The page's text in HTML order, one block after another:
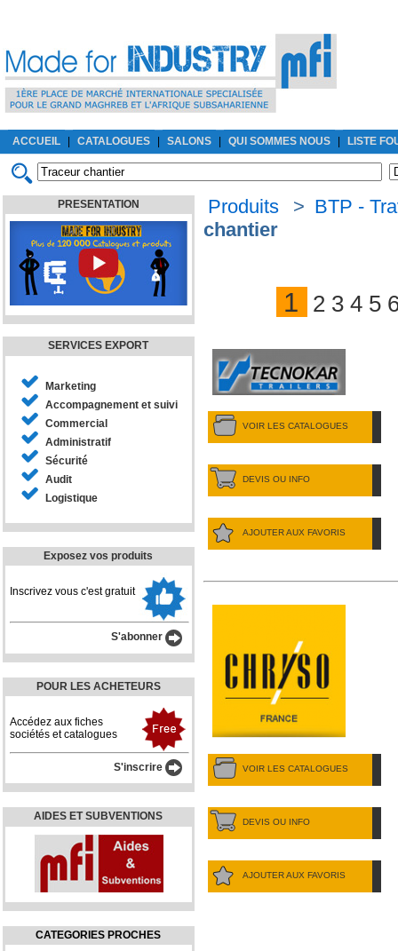
ACCUEIL CATALOGUES SALONS QUI SOMMES NOUS LISTE
PRESENTATION
SERVICES EXPORT
Marketing
Accompagnement et suivi
Commercial
Administratif
Sécurité
Audit
Logistique
Exposez vos produits
Inscrivez vous c'est gratuit
S'abonner
POUR LES ACHETEURS
Accédez aux fiches
sociétés et catalogues
S'inscrire
AIDES ET SUBVENTIONS
CATEGORIES PROCHES
Produits > BTP -
chantier
1 2 3 4 5
VOIR LES CATALOGUES
DEVIS OU INFO
AJOUTER AUX FAVORIS
VOIR LES CATALOGUES
DEVIS OU INFO
AJOUTER AUX FAVORIS